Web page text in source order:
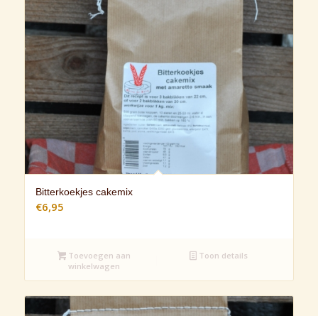
Bitterkoekjes cakemix
€6,95
Toevoegen aan
winkelwagen
Toon details